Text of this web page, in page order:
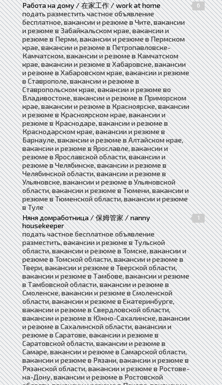
Работа на дому / 在家工作 / work at home
6
подать разместить частное объявление
бесплатное, вакансии и резюме в Чите, вакансии
и резюме в Забайкальском крае, вакансии и
резюме в Перми, вакансии и резюме в Пермском
крае, вакансии и резюме в Петропавловске-
Камчатском, вакансии и резюме в Камчатском
крае, вакансии и резюме в Хабаровске, вакансии
и резюме в Хабаровском крае, вакансии и резюме
в Ставрополе, вакансии и резюме в
Ставропольском крае, вакансии и резюме во
Владивостоке, вакансии и резюме в Приморском
крае, вакансии и резюме в Красноярске, вакансии
и резюме в Красноярском крае, вакансии и
резюме в Краснодаре, вакансии и резюме в
Краснодарском крае, вакансии и резюме в
Барнауле, вакансии и резюме в Алтайском крае,
вакансии и резюме в Ярославле, вакансии и
резюме в Ярославской области, вакансии и
резюме в Челябинске, вакансии и резюме в
Челябинской области, вакансии и резюме в
Ульяновске, вакансии и резюме в Ульяновской
области, вакансии и резюме в Тюмени, вакансии и
резюме в Тюменской области, вакансии и резюме
в Туле
Няня домработница / 保姆管家 / nanny
housekeeper
1
подать частное бесплатное объявление
разместить, вакансии и резюме в Тульской
области, вакансии и резюме в Томске, вакансии и
резюме в Томской области, вакансии и резюме в
Твери, вакансии и резюме в Тверской области,
вакансии и резюме в Тамбове, вакансии и резюме
в Тамбовской области, вакансии и резюме в
Смоленске, вакансии и резюме в Смоленской
области, вакансии и резюме в Екатеринбурге,
вакансии и резюме в Свердловской области,
вакансии и резюме в Южно-Сахалинске, вакансии
и резюме в Сахалинской области, вакансии и
резюме в Саратове, вакансии и резюме в
Саратовской области, вакансии и резюме в
Самаре, вакансии и резюме в Самарской области,
вакансии и резюме в Рязани, вакансии и резюме в
Рязанской области, вакансии и резюме в Ростове-
на-Дону, вакансии и резюме в Ростовской